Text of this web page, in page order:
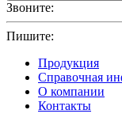
Звоните:
Пишите:
Продукция
Справочная
О компании
Контакты